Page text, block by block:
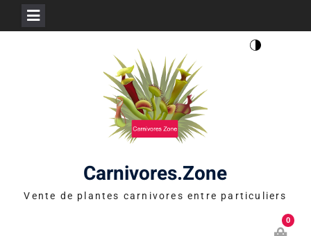
Carnivores.Zone
Vente de plantes carnivores entre particuliers
0